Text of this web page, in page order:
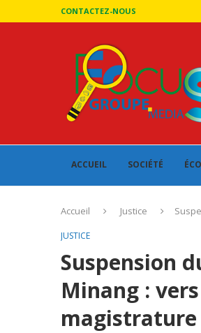
CONTACTEZ-NOUS
ACCUEIL SOCIÉTÉ
Accueil Justice
JUSTICE
Suspension
Minang :
magistrature